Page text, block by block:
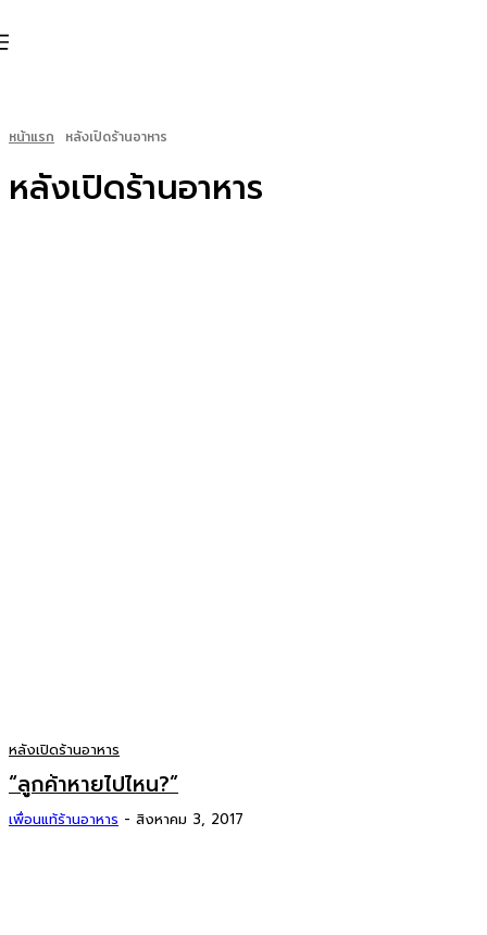
หน้าแรก หลังเปิดร้านอาหาร
หลังเปิดร้านอาหาร
หลังเปิดร้านอาหาร
“ลูกค้าหายไปไหน?”
เพื่อนแท้ร้านอาหาร - สิงหาคม 3, 2017